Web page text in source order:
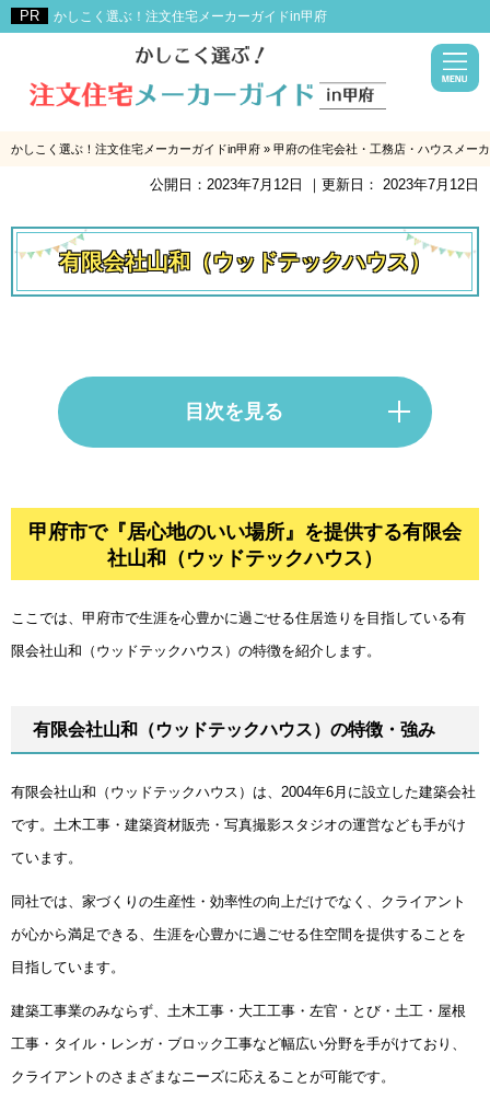
かしこく選ぶ！注文住宅メーカーガイドin甲府
かしこく選ぶ！注文住宅メーカーガイドin甲府 » 甲府の住宅会社・工務店・ハウスメー
公開日： 2023年7月12日 ｜更新日： 2023年7月12日
有限会社山和（ウッドテックハウス）
目次を見る
甲府市で『居心地のいい場所』を提供する有限会社山和（ウッ
甲府市で『居心地のいい場所』を提供する有限会
社山和（ウッドテックハウス）
ここでは、甲府市で生涯を心豊かに過ごせる住居造りを目指している有
限会社山和（ウッドテックハウス）の特徴を紹介します。
有限会社山和（ウッドテックハウス）の特徴・強み
有限会社山和（ウッドテックハウス）は、2004年6月に設立した建築会社
です。土木工事・建築資材販売・写真撮影スタジオの運営なども手がけ
ています。
同社では、家づくりの生産性・効率性の向上だけでなく、クライアント
が心から満足できる、生涯を心豊かに過ごせる住空間を提供することを
目指しています。
建築工事業のみならず、土木工事・大工工事・左官・とび・土工・屋根
工事・タイル・レンガ・ブロック工事など幅広い分野を手がけており、
クライアントのさまざまなニーズに応えることが可能です。